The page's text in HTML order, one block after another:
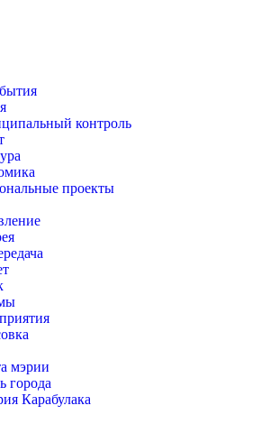
контроль
проекты
мэрии
города
Карабулака